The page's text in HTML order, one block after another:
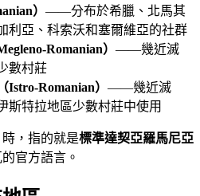
） ——分布於希臘、北馬其
利亞、科索沃和塞爾維亞的社群
Romanian） ——幾近滅
數村莊
Istro-Romanian） ——幾近滅
斯特拉地區少數村莊中使用
，指的就是標準達契亞羅馬尼亞
官方語言。